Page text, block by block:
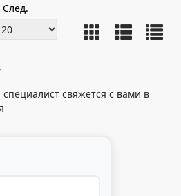
След.
свяжется с вами в